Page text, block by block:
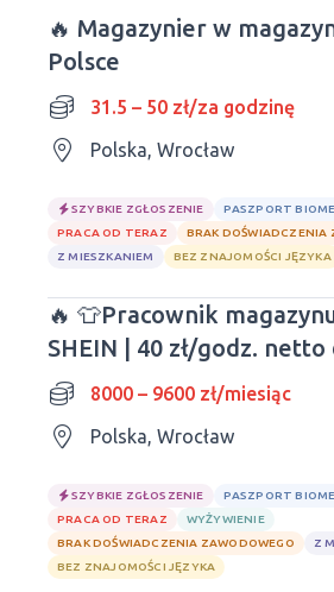
🔥 Magazynier w
Polsce
31.5 – 50 zł/za godzinę
Polska, Wrocław
SZYBKIE ZGŁOSZENIE
PASZPORT
PRACA OD TERAZ
BRAK DOŚWIADCZENIA
Z MIESZKANIEM
BEZ ZNAJOMOŚCI JĘZYKA
🔥 👕Pracownik
SHEIN | 40 zł/godz. netto
młodych!8000 – 9600 zł/miesiąc
Polska, Wrocław
SZYBKIE ZGŁOSZENIE
PASZPORT
PRACA OD TERAZ
WYŻYWIENIE
BRAK DOŚWIADCZENIA ZAWODOWEGO
Z
BEZ ZNAJOMOŚCI JĘZYKA